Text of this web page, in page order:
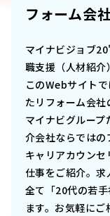
フォーム会
マイナビジョブ
職支援（人材紹介
このWebサイトで
たリフォーム会
マイナビグルー
介会社ならでは
キャリアカウン
仕事をご紹介。
全て「20代の若
ます。お気軽にご